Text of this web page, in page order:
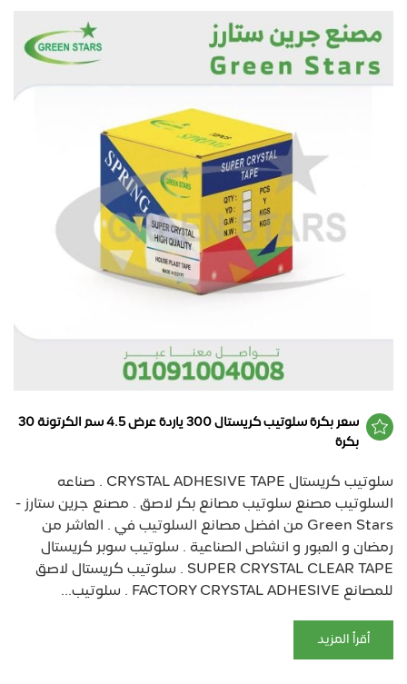
سعر بكرة سلوتيب كريستال 300 ياردة عرض 4.5 سم الكرتونة 30
بكرة
سلوتيب كريستال CRYSTAL ADHESIVE TAPE . صناعه
السلوتيب مصنع سلوتيب مصانع بكر لاصق . مصنع جرين ستارز -
Green Stars من افضل مصانع السلوتيب في . العاشر من
رمضان و العبور و انشاص الصناعية . سلوتيب سوبر كريستال
SUPER CRYSTAL CLEAR TAPE . سلوتيب كريستال لاصق
للمصانع FACTORY CRYSTAL ADHESIVE . سلوتيب...
أقرأ المزيد